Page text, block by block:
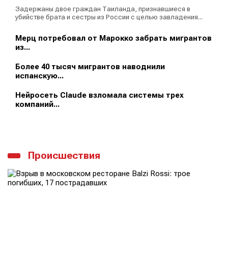
Задержаны двое граждан Таиланда, признавшиеся в
убийстве брата и сестры из России с целью завладения...
Мерц потребовал от Марокко забрать мигрантов
из...
Более 40 тысяч мигрантов наводнили
испанскую...
Нейросеть Claude взломала системы трех
компаний...
Происшествия